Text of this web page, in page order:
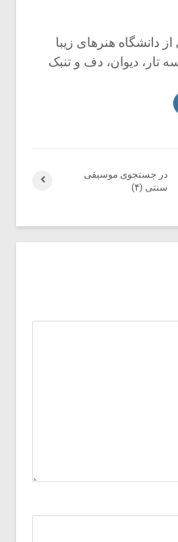
دانشگاه هنرهای زیبا
سه تار، دیوان، دف و تنبک
در جستجوی موسیقی
سنتی (۴)